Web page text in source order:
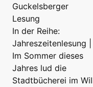
Guckelsberger
Lesung
In der Reihe:
Jahreszeitenlesung |
Im Sommer dieses
Jahres lud die
Stadtbücherei im